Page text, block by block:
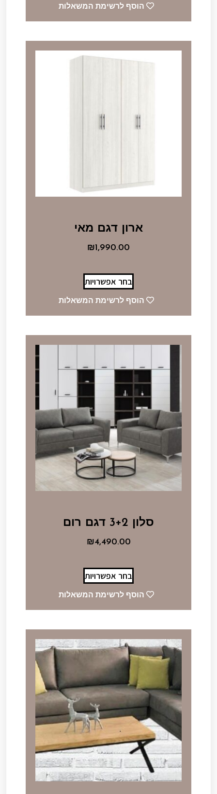
הוסף לרשימת המשאלות
ארון דגם מאי
₪1,990.00
בחר אפשרויות
הוסף לרשימת המשאלות
סלון 3+2 דגם רום
₪4,490.00
בחר אפשרויות
הוסף לרשימת המשאלות